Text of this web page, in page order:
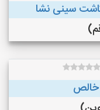
سینی نشا
خالص